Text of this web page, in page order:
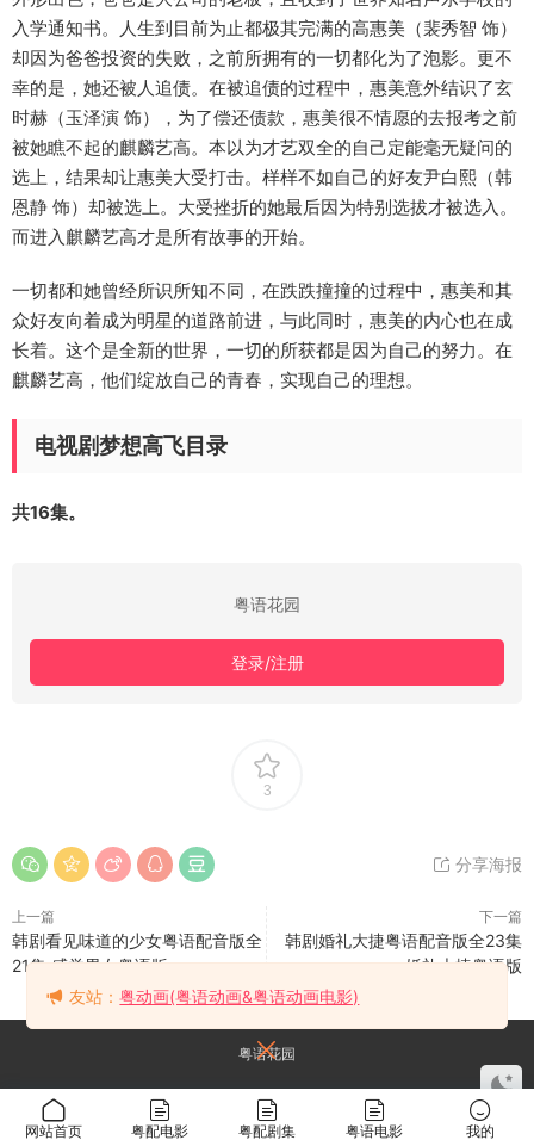
入学通知书。人生到目前为止都极其完满的高惠美（裴秀智 饰）
却因为爸爸投资的失败，之前所拥有的一切都化为了泡影。更不
幸的是，她还被人追债。在被追债的过程中，惠美意外结识了玄
时赫（玉泽演 饰），为了偿还债款，惠美很不情愿的去报考之前
被她瞧不起的麒麟艺高。本以为才艺双全的自己定能毫无疑问的
选上，结果却让惠美大受打击。样样不如自己的好友尹白熙（韩
恩静 饰）却被选上。大受挫折的她最后因为特别选拔才被选入。
而进入麒麟艺高才是所有故事的开始。
一切都和她曾经所识所知不同，在跌跌撞撞的过程中，惠美和其
众好友向着成为明星的道路前进，与此同时，惠美的内心也在成
长着。这个是全新的世界，一切的所获都是因为自己的努力。在
麒麟艺高，他们绽放自己的青春，实现自己的理想。
电视剧梦想高飞目录
共16集。
粤语花园
登录/注册
3
分享海报
上一篇
韩剧看见味道的少女粤语配音版全
21集 感觉男女粤语版
下一篇
韩剧婚礼大捷粤语配音版全23集
婚礼大捷粤语版
粤语花园
网站首页 粤配电影 粤配剧集 粤语电影 我的
友站：粤动画(粤语动画&粤语动画电影)